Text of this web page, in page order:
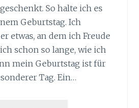
So halte ich es
Geburtstag. Ich
etwas, an dem ich Freude
schon so lange, wie ich
mein Geburtstag ist für
Tag. Ein…